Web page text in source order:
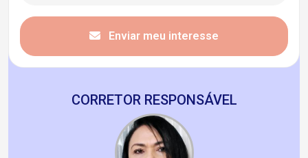
Enviar meu interesse
CORRETOR RESPONSÁVEL